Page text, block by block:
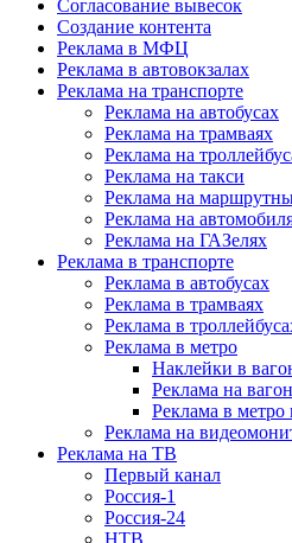
Согласование вывесок
Создание контента
Реклама в МФЦ
Реклама в автовокзалах
Реклама на транспорте
Реклама на автобусах
Реклама на трамваях
Реклама на
Реклама на такси
Реклама на
Реклама на
Реклама на ГАЗелях
Реклама в транспорте
Реклама в автобусах
Реклама в трамваях
Реклама в
Реклама в метро
Наклейки в
Реклама на
Реклама в метро
Реклама на
Реклама на ТВ
Первый канал
Россия-1
Россия-24
НТВ